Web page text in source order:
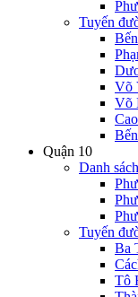
Tuyến
Võ
Võ
Quận 10
Danh
Tuyến
Ba
Tô